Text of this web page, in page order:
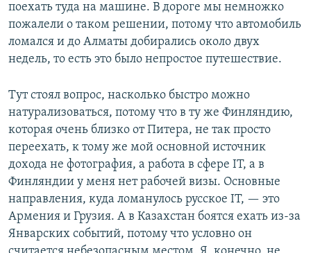
поехать туда на машине. В дороге мы немножко
пожалели о таком решении, потому что автомобиль
ломался и до Алматы добирались около двух
недель, то есть это было непростое путешествие.
Тут стоял вопрос, насколько быстро можно
натурализоваться, потому что в ту же Финляндию,
которая очень близко от Питера, не так просто
переехать, к тому же мой основной источник
дохода не фотография, а работа в сфере IT, а в
Финляндии у меня нет рабочей визы. Основные
направления, куда ломанулось русское IT, — это
Армения и Грузия. А в Казахстан боятся ехать из-за
Январских событий, потому что условно он